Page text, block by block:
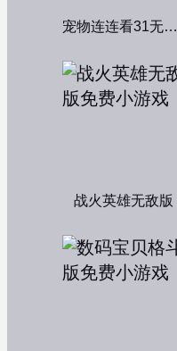
宠物连连看31无敌版
战火英雄无敌版